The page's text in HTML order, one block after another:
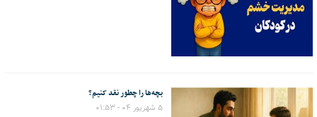
بچه‌ها را چطور نقد کنیم؟
۵ شهریور ۰۴ - ۰۱:۵۳